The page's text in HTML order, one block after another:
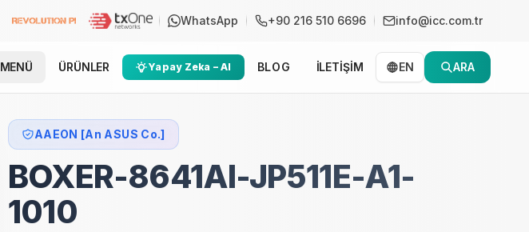
WhatsApp +90 216 510 6696 info@icc.com.tr
MENÜ ÜRÜNLER Yapay Zeka – AI BLOG İLETİŞİM EN ARA
AAEON [An ASUS Co.]
BOXER-8641AI-JP511E-A1-
1010